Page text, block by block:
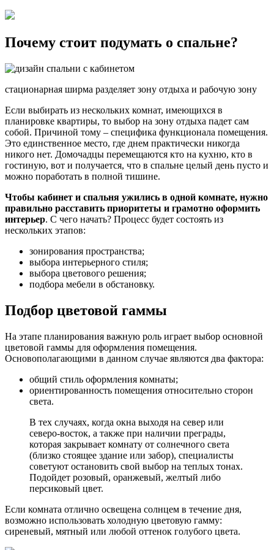
Почему стоит подумать о спальне?
стационарная ширма разделяет зону отдыха и рабочую зону
Если выбирать из нескольких комнат, имеющихся в
планировке квартиры, то выбор на зону отдыха падет сам
собой. Причиной тому – специфика функционала помещения.
Это единственное место, где днем практически никогда
никого нет. Домочадцы перемещаются кто на кухню, кто в
гостиную, вот и получается, что в спальне целый день пусто и
можно поработать в полной тишине.
Чтобы кабинет и спальня ужились в одной комнате, нужно
правильно расставить приоритеты и грамотно оформить
интерьер. С чего начать? Процесс будет состоять из
нескольких этапов:
зонирования пространства;
выбора интерьерного стиля;
выбора цветового решения;
подбора мебели в обстановку.
Подбор цветовой гаммы
На этапе планирования важную роль играет выбор основной
цветовой гаммы для оформления помещения.
Основополагающими в данном случае являются два фактора:
общий стиль оформления комнаты;
ориентированность помещения относительно сторон
света.
В тех случаях, когда окна выходя на север или
северо-восток, а также при наличии преграды,
которая закрывает комнату от солнечного света
(близко стоящее здание или забор), специалисты
советуют остановить свой выбор на теплых тонах.
Подойдет розовый, оранжевый, желтый либо
персиковый цвет.
Если комната отлично освещена солнцем в течение дня,
возможно использовать холодную цветовую гамму:
сиреневый, мятный или любой оттенок голубого цвета.